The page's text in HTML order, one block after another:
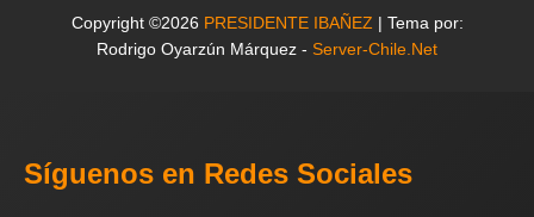
Copyright ©2026 PRESIDENTE IBAÑEZ | Tema por:
Rodrigo Oyarzún Márquez - Server-Chile.Net
Síguenos en Redes Sociales